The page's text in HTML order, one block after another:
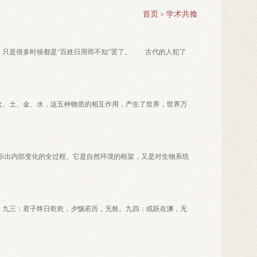
首页 > 学术共飨
是很多时候都是“百姓日用而不知”罢了。 古代的人犯了
土、金、水，这五种物质的相互作用，产生了世界，世界万
内部变化的全过程。它是自然环境的框架，又是对生物系统
三：君子终日乾乾，夕惕若历，无咎。九四：或跃在渊，无